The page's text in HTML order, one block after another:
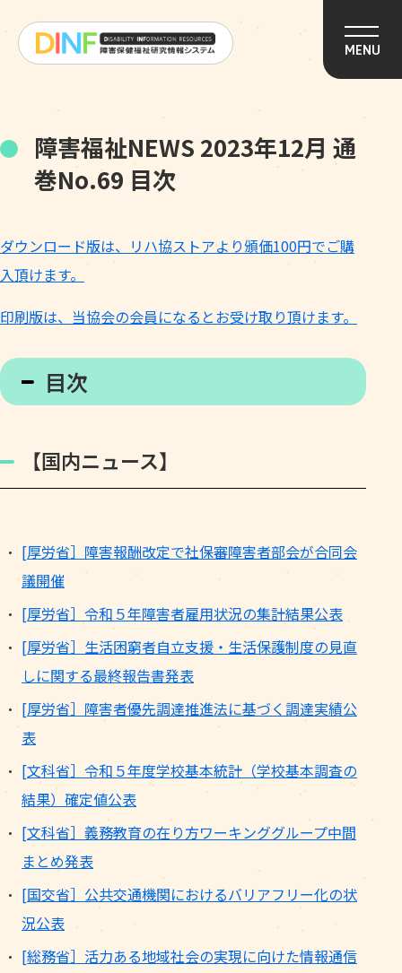
MENU
障害福祉NEWS 2023年12月 通
巻No.69 目次
ダウンロード版は、リハ協ストアより頒価100円でご購
入頂けます。
印刷版は、当協会の会員になるとお受け取り頂けます。
目次
【国内ニュース】
[厚労省］障害報酬改定で社保審障害者部会が合同会
議開催
[厚労省］令和５年障害者雇用状況の集計結果公表
[厚労省］生活困窮者自立支援・生活保護制度の見直
しに関する最終報告書発表
[厚労省］障害者優先調達推進法に基づく調達実績公
表
[文科省］令和５年度学校基本統計（学校基本調査の
結果）確定値公表
[文科省］義務教育の在り方ワーキンググループ中間
まとめ発表
[国交省］公共交通機関におけるバリアフリー化の状
況公表
[総務省］活力ある地域社会の実現に向けた情報通信